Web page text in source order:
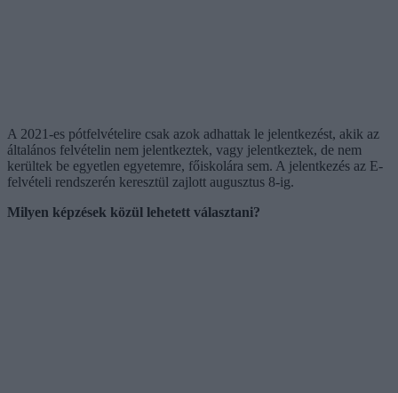
A 2021-es pótfelvételire csak azok adhattak le jelentkezést, akik az
általános felvételin nem jelentkeztek, vagy jelentkeztek, de nem
kerültek be egyetlen egyetemre, főiskolára sem. A jelentkezés az E-
felvételi rendszerén keresztül zajlott augusztus 8-ig.
Milyen képzések közül lehetett választani?